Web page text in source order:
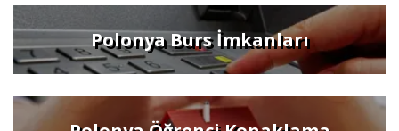
Polonya Burs İmkanları